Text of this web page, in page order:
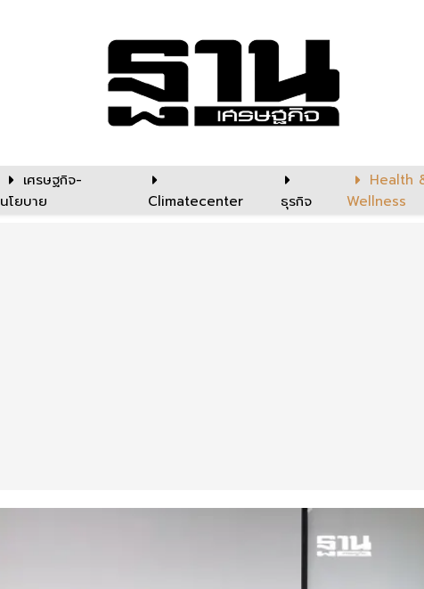
เศรษฐกิจ-
นโยบาย
Climatecenter ธุรกิจ
Health
Wellness